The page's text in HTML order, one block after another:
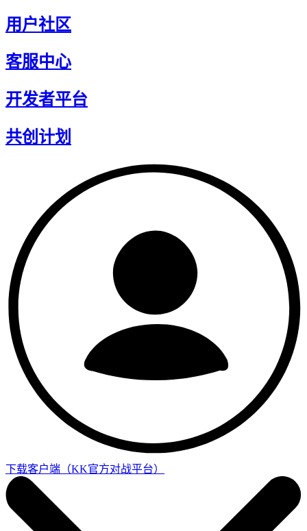
用户社区
客服中心
开发者平台
共创计划
下载客户端 （KK官方对战平台）